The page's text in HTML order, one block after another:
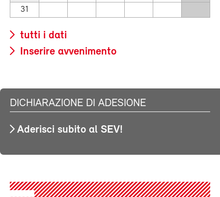
31
tutti i dati
Inserire avvenimento
DICHIARAZIONE DI ADESIONE
Aderisci subito al SEV!